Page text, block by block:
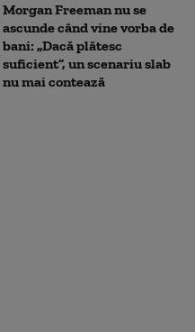
Morgan Freeman nu se
ascunde când vine vorba de
bani: „Dacă plătesc
suficient”, un scenariu slab
nu mai contează